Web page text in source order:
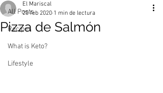
All Posts
Recipes
What is Keto?
Lifestyle
Pizza de Salmón
El Mariscal
20 feb 2020 1 min de lectura